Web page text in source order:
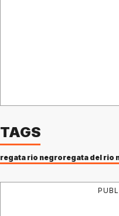
TAGS
regata rio negroregata del rio